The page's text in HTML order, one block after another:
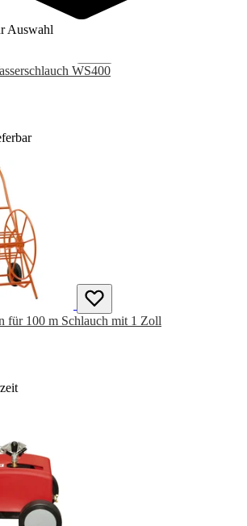
Auswahl
WS400
für 100 m Schlauch mit 1 Zoll